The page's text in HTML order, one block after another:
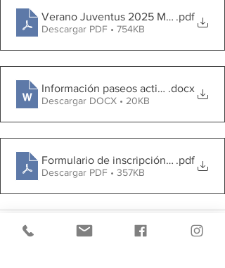
Verano Juventus 2025 MEDIANOS y
.pdf
Descargar PDF • 754KB
Información paseos actividades
.docx
Descargar DOCX • 20KB
Formulario de inscripción de Socio 22
.pdf
Descargar PDF • 357KB